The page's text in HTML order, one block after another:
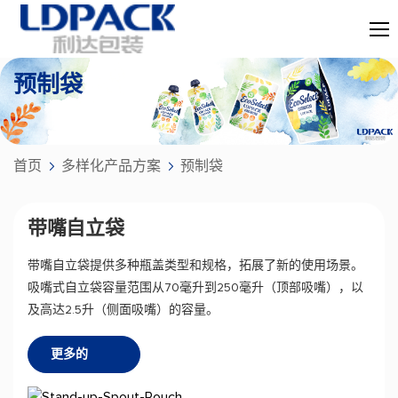
预制袋
首页 多样化产品方案 预制袋
带嘴自立袋
带嘴自立袋提供多种瓶盖类型和规格，拓展了新的使用场景。
吸嘴式自立袋容量范围从70毫升到250毫升（顶部吸嘴），以
及高达2.5升（侧面吸嘴）的容量。
更多的